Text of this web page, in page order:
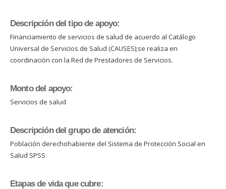
Descripción del tipo de apoyo:
Financiamiento de servicios de salud de acuerdo al Catálogo
Universal de Servicios de Salud (CAUSES);se realiza en
coordinación con la Red de Prestadores de Servicios.
Monto del apoyo:
Servicios de salud
Descripción del grupo de atención:
Población derechohabiente del Sistema de Protección Social en
Salud SPSS
Etapas de vida que cubre: